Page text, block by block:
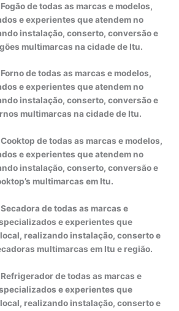
de todas as marcas e modelos,
e experientes que atendem no
instalação, conserto, conversão e
multimarcas na cidade de Itu.
de todas as marcas e modelos,
e experientes que atendem no
instalação, conserto, conversão e
multimarcas na cidade de Itu.
de todas as marcas e modelos,
e experientes que atendem no
instalação, conserto, conversão e
multimarcas em Itu.
de todas as marcas e
e experientes que
realizando instalação, conserto e
multimarcas em Itu e região.
de todas as marcas e
e experientes que
realizando instalação, conserto e